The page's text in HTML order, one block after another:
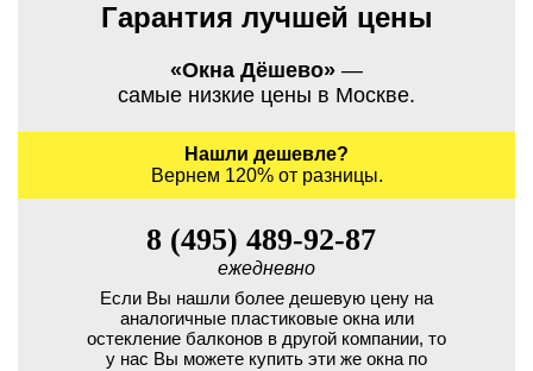
Гарантия лучшей цены
«Окна Дёшево» —
самые низкие цены в Москве.
Нашли дешевле?
Вернем 120% от разницы.
8 (495) 489-92-87
ежедневно
Если Вы нашли более дешевую цену на
аналогичные пластиковые окна или
остекление балконов в другой компании, то
у нас Вы можете купить эти же окна по